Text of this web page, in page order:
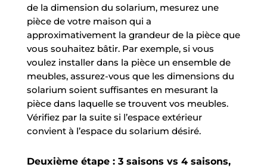
de la dimension du solarium, mesurez une
pièce de votre maison qui a
approximativement la grandeur de la pièce que
vous souhaitez bâtir. Par exemple, si vous
voulez installer dans la pièce un ensemble de
meubles, assurez-vous que les dimensions du
solarium soient suffisantes en mesurant la
pièce dans laquelle se trouvent vos meubles.
Vérifiez par la suite si l’espace extérieur
convient à l’espace du solarium désiré.
Deuxième étape : 3 saisons vs 4 saisons,